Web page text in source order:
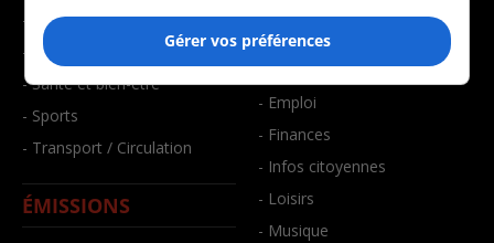
- Environnement
- Faits divers
- Santé et bien-être
- Sports
- Transport / Circulation
ÉMISSIONS
- Art de vivre
- Bien-être
- Emploi
- Finances
- Infos citoyennes
- Loisirs
- Musique
Gérer vos préférences